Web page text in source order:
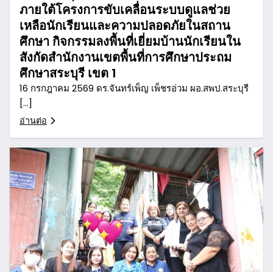
ภายใต้โครงการขับเคลื่อนระบบดูแลช่วย
เหลือนักเรียนและความปลอดภัยในสถาน
ศึกษา กิจกรรมลงพื้นที่เยี่ยมบ้านนักเรียนใน
สังกัดสำนักงานเขตพื้นที่การศึกษาประถม
ศึกษาสระบุรี เขต 1
16 กรกฎาคม 2569 ดร.จันทร์เพ็ญ เพ็ชรอ่วม ผอ.สพป.สระบุรี
[…]
อ่านต่อ